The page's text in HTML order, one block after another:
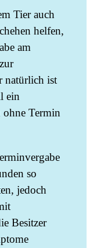
Tier auch
helfen,
am
natürlich ist
ein
ohne Termin
so
jedoch
Besitzer